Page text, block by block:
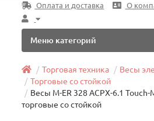
Оплата и доставка
О
Меню категорий
Торговая техника
Весы
Торговые со стойкой
Весы M-ER 328 ACPX-6.1 Touch-
торговые со стойкой